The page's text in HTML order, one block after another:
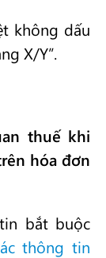
không dấu
X/Y”.
thuế khi
hóa đơn
bắt buộc
thông tin